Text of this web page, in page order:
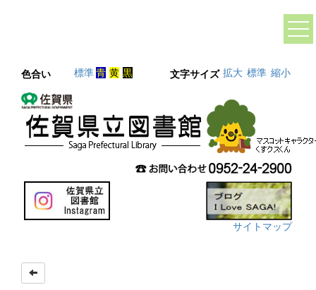
色合い 標準青 黄 黒 文字サイズ 拡大 標準 縮小
サイトマップ